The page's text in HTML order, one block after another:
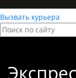
Вызвать курьера